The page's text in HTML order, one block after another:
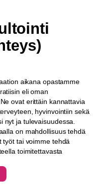
aikana opastamme
eli oman
ovat erittäin kannattavia
hyvinvointiin sekä
nyt ja tulevaisuudessa.
on mahdollisuus tehdä
työt tai voimme tehdä
toimitettavasta